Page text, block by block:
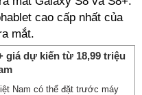
cao cấp nhất của
mắt.
giá dự kiến từ 18,99 triệu
Nam có thể đặt trước máy